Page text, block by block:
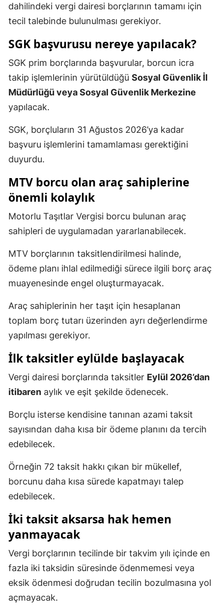
dahilindeki vergi dairesi borçlarının tamamı için
tecil talebinde bulunulması gerekiyor.
SGK başvurusu nereye yapılacak?
SGK prim borçlarında başvurular, borcun icra
takip işlemlerinin yürütüldüğü Sosyal Güvenlik İl
Müdürlüğü veya Sosyal Güvenlik Merkezine
yapılacak.
SGK, borçluların 31 Ağustos 2026’ya kadar
başvuru işlemlerini tamamlaması gerektiğini
duyurdu.
MTV borcu olan araç sahiplerine
önemli kolaylık
Motorlu Taşıtlar Vergisi borcu bulunan araç
sahipleri de uygulamadan yararlanabilecek.
MTV borçlarının taksitlendirilmesi halinde,
ödeme planı ihlal edilmediği sürece ilgili borç araç
muayenesinde engel oluşturmayacak.
Araç sahiplerinin her taşıt için hesaplanan
toplam borç tutarı üzerinden ayrı değerlendirme
yapılması gerekiyor.
İlk taksitler eylülde başlayacak
Vergi dairesi borçlarında taksitler Eylül 2026’dan
itibaren aylık ve eşit şekilde ödenecek.
Borçlu isterse kendisine tanınan azami taksit
sayısından daha kısa bir ödeme planını da tercih
edebilecek.
Örneğin 72 taksit hakkı çıkan bir mükellef,
borcunu daha kısa sürede kapatmayı talep
edebilecek.
İki taksit aksarsa hak hemen
yanmayacak
Vergi borçlarının tecilinde bir takvim yılı içinde en
fazla iki taksidin süresinde ödenmemesi veya
eksik ödenmesi doğrudan tecilin bozulmasına yol
açmayacak.